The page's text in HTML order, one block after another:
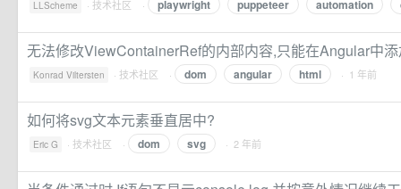
LLScheme · 技术社区 · playwright puppeteer automation
无法修改ViewContainerRef的内部内容,只能在Angular中
Konrad Viltersten · 技术社区 · dom angular html · 1 年前
如何将svg文本元素垂直居中?
Eric G · 技术社区 · dom svg · 2 年前